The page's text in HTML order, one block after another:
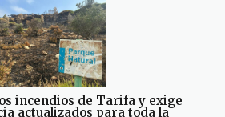
incendios de Tarifa y exige
actualizados para toda la